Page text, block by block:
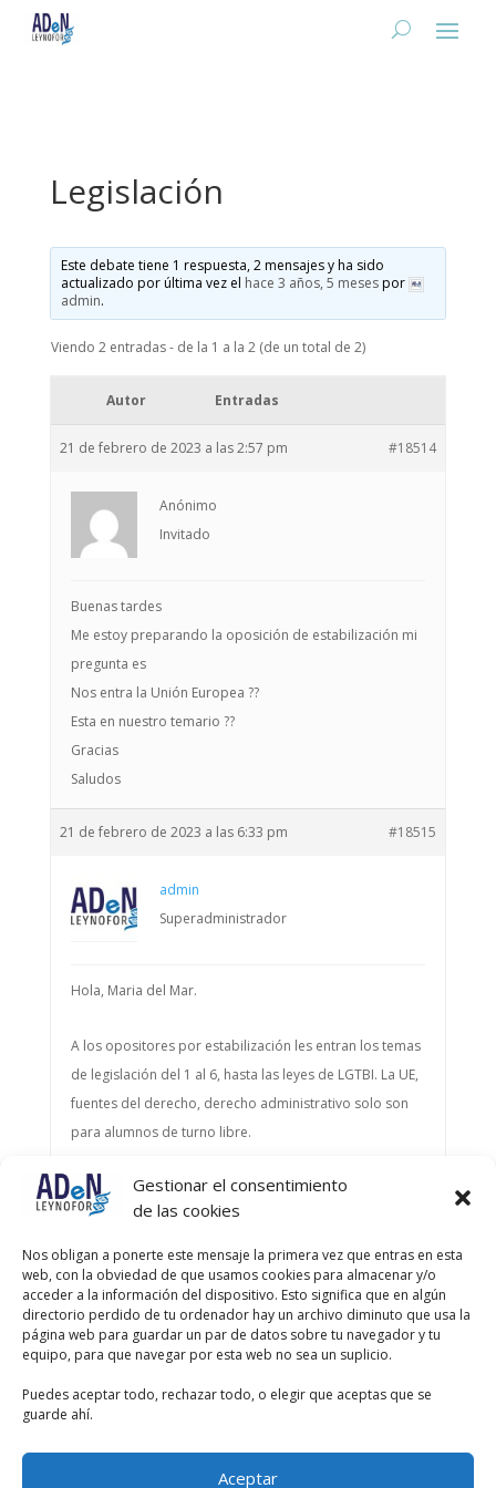
Gestionar el consentimiento
de las cookies
Nos obligan a ponerte este mensaje la primera vez que entras en esta
web, con la obviedad de que usamos cookies para almacenar y/o
acceder a la información del dispositivo. Esto significa que en algún
directorio perdido de tu ordenador hay un archivo diminuto que usa la
página web para guardar un par de datos sobre tu navegador y tu
equipo, para que navegar por esta web no sea un suplicio.
Puedes aceptar todo, rechazar todo, o elegir que aceptas que se
guarde ahí.
Aceptar
Legislación
Este debate tiene 1 respuesta, 2 mensajes y ha sido
actualizado por última vez el hace 3 años, 5 mesespor
admin.
Viendo 2 entradas - de la 1 a la 2 (de un total de 2)
Autor Entradas
21 de febrero de 2023 a las 2:57 pm #18514
Anónimo
Invitado
Buenas tardes
Me estoy preparando la oposición de estabilización mi
pregunta es
Nos entra la Unión Europea ??
Esta en nuestro temario ??
Gracias
Saludos
21 de febrero de 2023 a las 6:33 pm #18515
admin
Superadministrador
Hola, Maria del Mar.
A los opositores por estabilización les entran los temas
de legislación del 1 al 6, hasta las leyes de LGTBI. La UE,
fuentes del derecho, derecho administrativo solo son
para alumnos de turno libre.
Autor Entradas
Debes estar registrado para responder a este debate.
Nombre de usuario:
Contraseña:
Recordar mi contraseña